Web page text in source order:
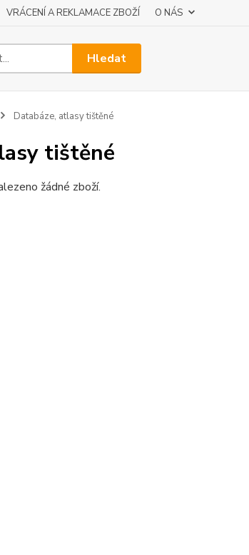
VRÁCENÍ A REKLAMACE ZBOŽÍ O NÁS
Hledat
Databáze, atlasy tištěné
tištěné
žádné zboží.